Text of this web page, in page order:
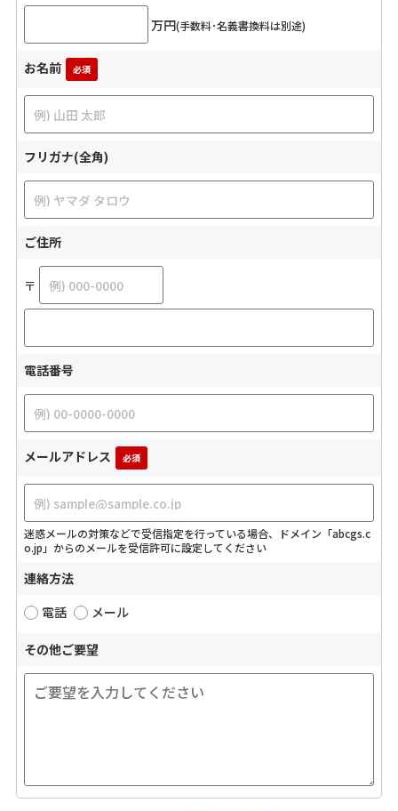
万円(手数料･名義書換料は別途)
お名前 必須
フリガナ(全角)
ご住所
〒
電話番号
メールアドレス 必須
迷惑メールの対策などで受信指定を行っている場合、ドメイン「abcgs.c
o.jp」からのメールを受信許可に設定してください
連絡方法
電話
メール
その他ご要望